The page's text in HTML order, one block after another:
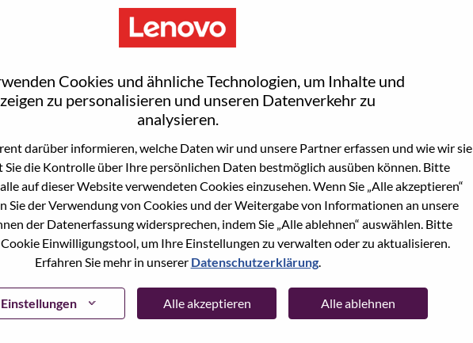
Cookies und ähnliche Technologien, um Inhalte und
zu personalisieren und unseren Datenverkehr zu
analysieren.
darüber informieren, welche Daten wir und unsere Partner erfassen und wie wir sie
Sie die Kontrolle über Ihre persönlichen Daten bestmöglich ausüben können. Bitte
auf dieser Website verwendeten Cookies einzusehen. Wenn Sie „Alle akzeptieren“
Sie der Verwendung von Cookies und der Weitergabe von Informationen an unsere
der Datenerfassung widersprechen, indem Sie „Alle ablehnen“ auswählen. Bitte
Cookie Einwilligungstool, um Ihre Einstellungen zu verwalten oder zu aktualisieren.
Erfahren Sie mehr in unserer Datenschutzerklärung.
Alle akzeptieren Alle ablehnen
what we do. We WOW our customers.
powerhouse, ranked #153 in the Fortune Global
in 180 markets. Focused on a bold vision to deliver
its success as the world’s largest PC company with a full-
optimized devices (PCs, workstations, smartphones,
performance computing and software defined
Lenovo’s continued investment in world-changing
and smarter future for everyone, everywhere.
under Lenovo Group Limited (HKSE: 992) (ADR: